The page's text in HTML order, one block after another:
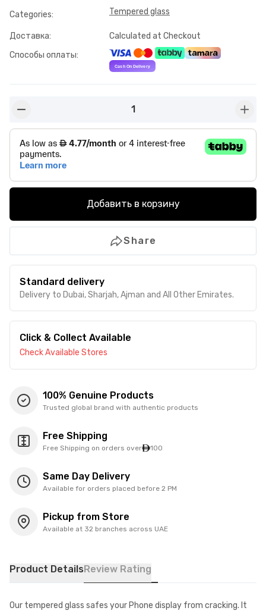
Categories: Tempered glass
Доставка:
Calculated at Checkout
Способы оплаты:
1
Добавить в корзину
Share
Standard delivery
Delivery to Dubai, Sharjah, Ajman and All Other Emirates.
Click & Collect Available
Check Available Stores
100% Genuine Products
Trusted global brand with authentic products
Free Shipping
Free Shipping on orders over 100
Same Day Delivery
Available for orders placed before 2 PM
Pickup from Store
Available at 32 branches across UAE
Product DetailsReview Rating
Our tempered glass safes your Phone display from cracking. It